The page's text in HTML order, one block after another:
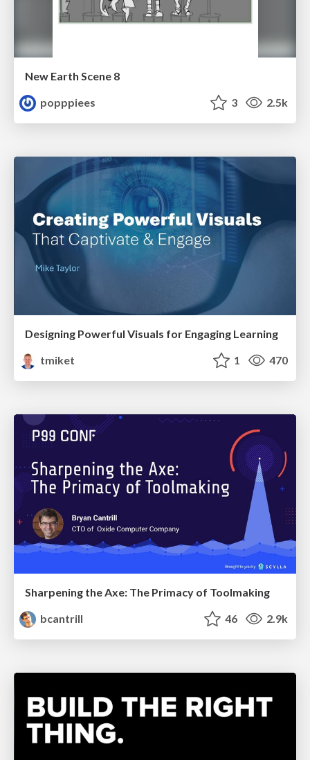
New Earth Scene 8
popppiees
3 2.5k
Designing Powerful Visuals for Engaging Learning
tmiket
1 470
Sharpening the Axe: The Primacy of Toolmaking
bcantrill
46 2.9k